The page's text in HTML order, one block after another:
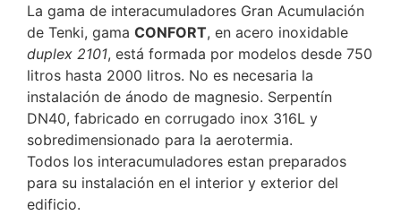
La gama de interacumuladores Gran Acumulación
de Tenki, gama CONFORT, en acero inoxidable
duplex 2101, está formada por modelos desde 750
litros hasta 2000 litros. No es necesaria la
instalación de ánodo de magnesio. Serpentín
DN40, fabricado en corrugado inox 316L y
sobredimensionado para la aerotermia.
Todos los interacumuladores estan preparados
para su instalación en el interior y exterior del
edificio.